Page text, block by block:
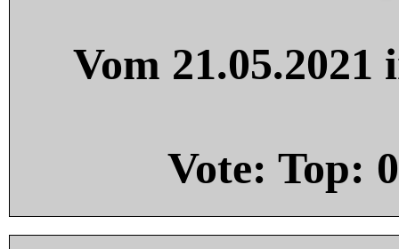
Vom
Vote: Top: 0